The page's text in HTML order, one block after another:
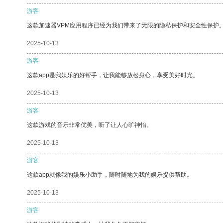
游客
这款加速器VPM应用程序已经为我们带来了无限的隐私保护和安全性保护
2025-10-13
游客
这款app是我娱乐的好帮手，让我能够放松身心，享受美好时光。
2025-10-13
游客
这款游戏的音乐非常优美，听了让人心旷神怡。
2025-10-13
游客
这款app就像我的娱乐小助手，随时随地为我的娱乐提供帮助。
2025-10-13
游客